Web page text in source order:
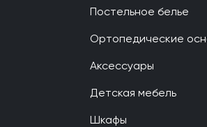
Постельное белье
Ортопедические
Аксессуары
Детская мебель
Шкафы